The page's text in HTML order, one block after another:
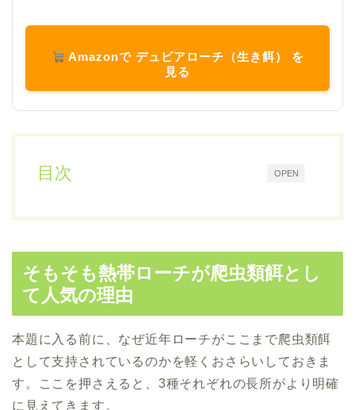
Amazonで デュビアローチ（生き餌） を
見る
OPEN
目次
そもそも熱帯ローチが爬虫類餌とし
て人気の理由
本題に入る前に、なぜ近年ローチがここまで爬虫類餌
として支持されているのかを軽くおさらいしておきま
す。ここを押さえると、3種それぞれの長所がより明確
に見えてきます。